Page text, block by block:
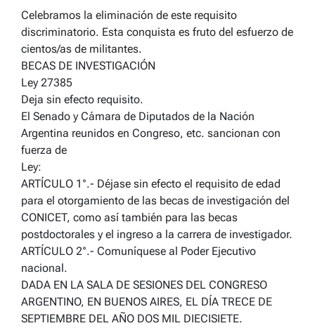
Celebramos la eliminación de este requisito
discriminatorio. Esta conquista es fruto del esfuerzo de
cientos/as de militantes.
BECAS DE INVESTIGACIÓN
Ley 27385
Deja sin efecto requisito.
El Senado y Cámara de Diputados de la Nación
Argentina reunidos en Congreso, etc. sancionan con
fuerza de
Ley:
ARTÍCULO 1°.- Déjase sin efecto el requisito de edad
para el otorgamiento de las becas de investigación del
CONICET, como así también para las becas
postdoctorales y el ingreso a la carrera de investigador.
ARTÍCULO 2°.- Comuníquese al Poder Ejecutivo
nacional.
DADA EN LA SALA DE SESIONES DEL CONGRESO
ARGENTINO, EN BUENOS AIRES, EL DÍA TRECE DE
SEPTIEMBRE DEL AÑO DOS MIL DIECISIETE.